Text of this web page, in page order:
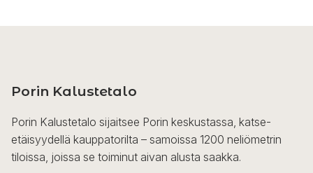
Porin Kalustetalo
Porin Kalustetalo sijaitsee Porin keskustassa, katse-
etäisyydellä kauppatorilta – samoissa 1200 neliömetrin
tiloissa, joissa se toiminut aivan alusta saakka.